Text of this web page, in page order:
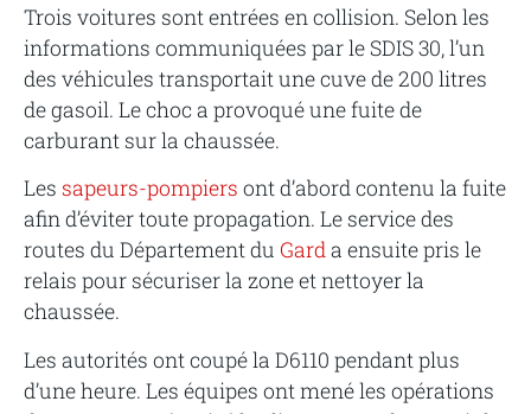
Trois voitures sont entrées en collision. Selon les
informations communiquées par le SDIS 30, l’un
des véhicules transportait une cuve de 200 litres
de gasoil. Le choc a provoqué une fuite de
carburant sur la chaussée.
Les sapeurs-pompiers ont d’abord contenu la fuite
afin d’éviter toute propagation. Le service des
routes du Département du Garda ensuite pris le
relais pour sécuriser la zone et nettoyer la
chaussée.
Les autorités ont coupé la D6110 pendant plus
d’une heure. Les équipes ont mené les opérations